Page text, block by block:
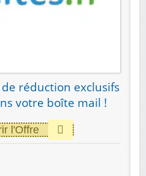
de réduction exclusifs
votre boîte mail !
l'Offre